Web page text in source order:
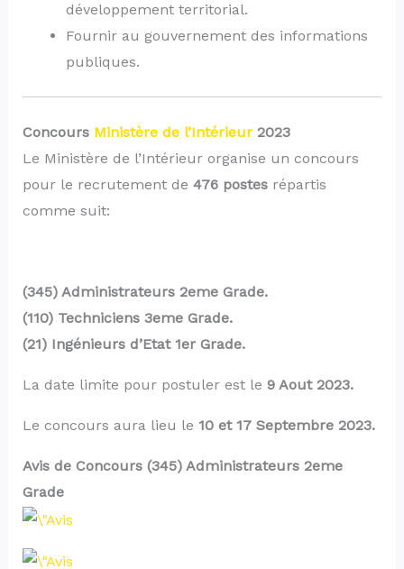
développement territorial.
Fournir au gouvernement des informations
publiques.
Concours Ministère de l’Intérieur2023
Le Ministère de l’Intérieur organise un concours
pour le recrutement de 476 postesrépartis
comme suit:
(345) Administrateurs 2eme Grade.
(110) Techniciens 3eme Grade.
(21) Ingénieurs d’Etat 1er Grade.
La date limite pour postuler est le 9 Aout 2023.
Le concours aura lieu le 10 et 17 Septembre 2023.
Avis de Concours (345) Administrateurs 2eme
Grade